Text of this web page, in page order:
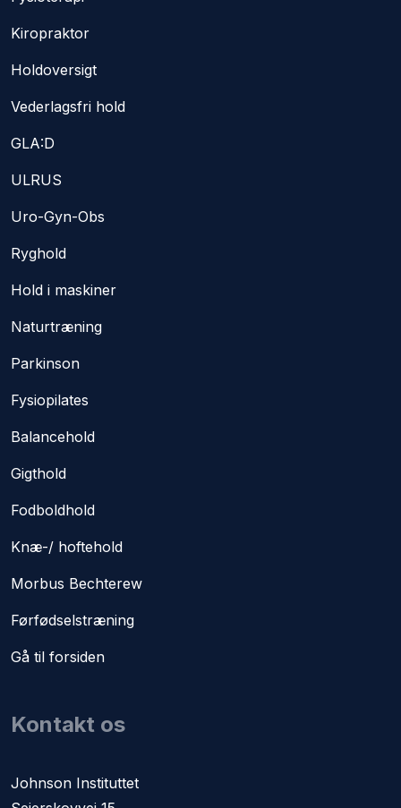
Kiropraktor​
Holdoversigt
Vederlagsfri hold
GLA:D
ULRUS
Uro-Gyn-Obs
Ryghold​
Hold i maskiner
Naturtræning
Parkinson​
Fysiopilates
Balancehold
Gigthold
Fodboldhold
Knæ-/ hoftehold
Morbus Bechterew
Førfødselstræning​
Gå til forsiden
Kontakt os
​Johnson Instituttet